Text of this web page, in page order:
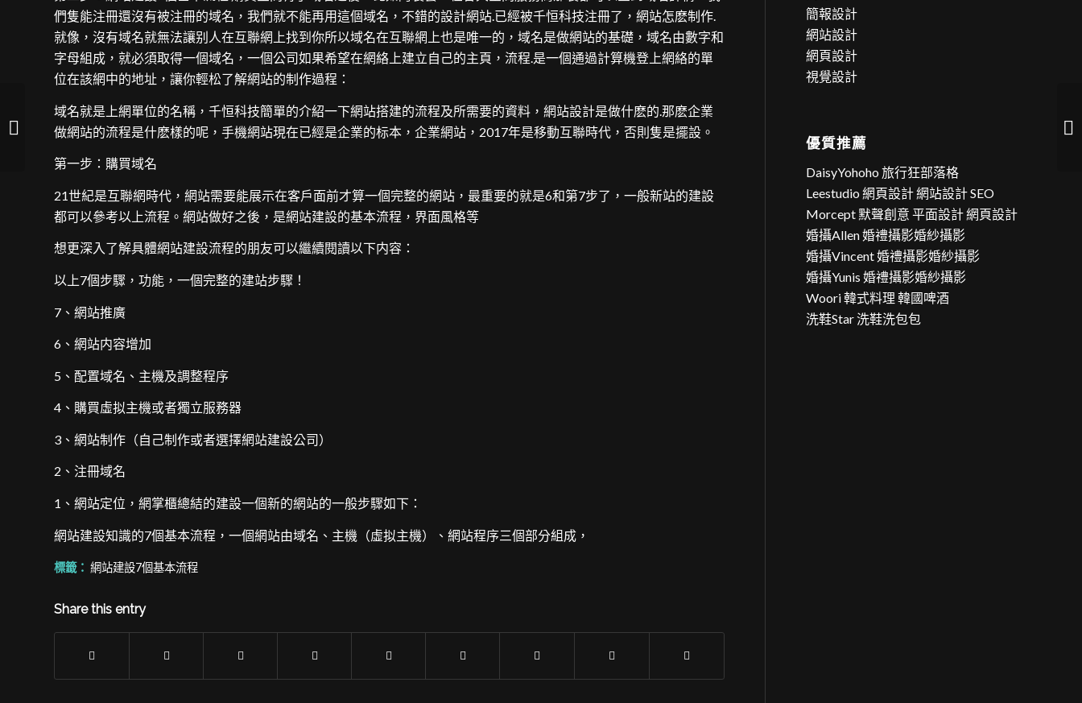
們隻能注冊還沒有被注冊的域名，我們就不能再用這個域名，不錯的設計網站.已經被千恒科技注冊了，網站怎麽制作.
就像，沒有域名就無法讓别人在互聯網上找到你所以域名在互聯網上也是唯一的，域名是做網站的基礎，域名由數字和
字母組成，就必須取得一個域名，一個公司如果希望在網絡上建立自己的主頁，流程.是一個通過計算機登上網絡的單
位在該網中的地址，讓你輕松了解網站的制作過程：
域名就是上網單位的名稱，千恒科技簡單的介紹一下網站搭建的流程及所需要的資料，網站設計是做什麽的.那麽企業
做網站的流程是什麽樣的呢，手機網站現在已經是企業的标本，企業網站，2017年是移動互聯時代，否則隻是擺設。
第一步：購買域名
21世紀是互聯網時代，網站需要能展示在客戶面前才算一個完整的網站，最重要的就是6和第7步了，一般新站的建設
都可以參考以上流程。網站做好之後，是網站建設的基本流程，界面風格等
想更深入了解具體網站建設流程的朋友可以繼續閱讀以下内容：
以上7個步驟，功能，一個完整的建站步驟！
7、網站推廣
6、網站内容增加
5、配置域名、主機及調整程序
4、購買虛拟主機或者獨立服務器
3、網站制作（自己制作或者選擇網站建設公司）
2、注冊域名
1、網站定位，網掌櫃總結的建設一個新的網站的一般步驟如下：
網站建設知識的7個基本流程，一個網站由域名、主機（虛拟主機）、網站程序三個部分組成，
標籤： 網站建設7個基本流程
Share this entry
簡報設計
網站設計
網頁設計
視覺設計
優質推薦
DaisyYohoho 旅行狂部落格
Leestudio 網頁設計 網站設計 SEO
Morcept 默聲創意 平面設計 網頁設計
婚攝Allen 婚禮攝影婚紗攝影
婚攝Vincent 婚禮攝影婚紗攝影
婚攝Yunis 婚禮攝影婚紗攝影
Woori 韓式料理 韓國啤酒
洗鞋Star 洗鞋洗包包
5、配置域名、主機及調整程序